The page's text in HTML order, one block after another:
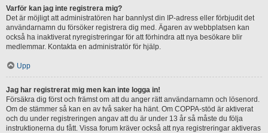
Varför kan jag inte registrera mig?
Det är möjligt att administratören har bannlyst din IP-adress eller förbjudit det
användarnamn du försöker registrera dig med. Ägaren av webbplatsen kan
också ha inaktiverat nyregistreringar för att förhindra att nya besökare blir
medlemmar. Kontakta en administratör för hjälp.
Upp
Jag har registrerat mig men kan inte logga in!
Försäkra dig först och främst om att du anger rätt användarnamn och lösenord.
Om de stämmer så kan en av två saker ha hänt. Om COPPA-stöd är aktiverat
och du under registreringen angav att du är under 13 år så måste du följa
instruktionerna du fått. Vissa forum kräver också att nya registreringar aktiveras